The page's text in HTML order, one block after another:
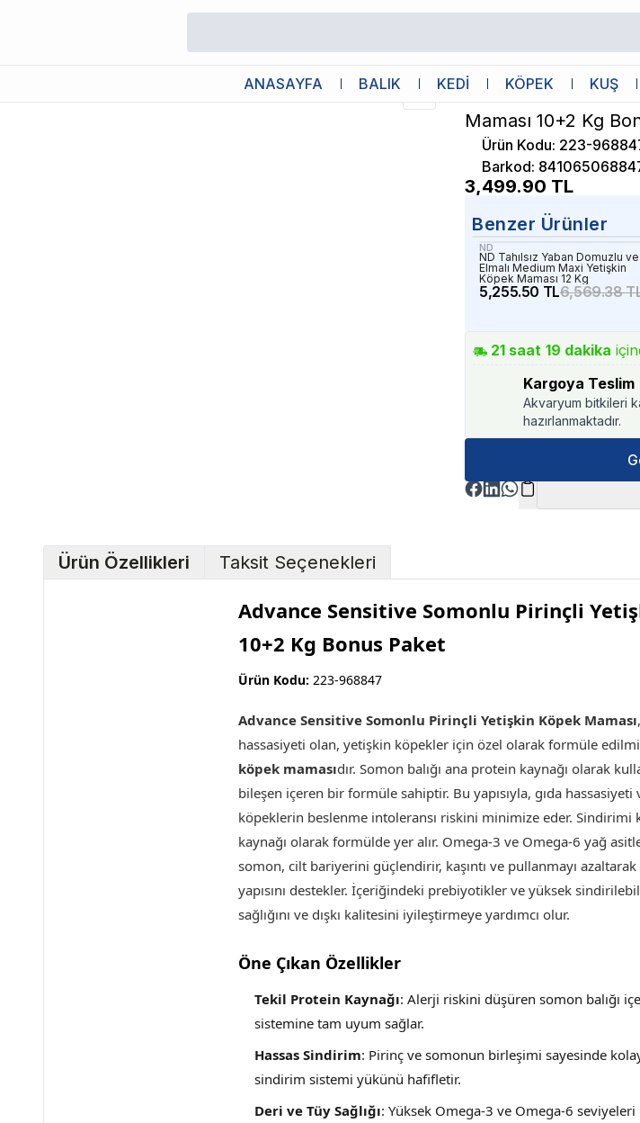
ANASAYFA BALIK KEDİ KÖPEK KUŞ
Advance
Advance Sensitive
Maması 10+2 Kg
Ürün Kodu: 223-
Barkod:
3,499.90 TL
Benzer Ürünler
ND
ND Tahılsız Yaban Domuzlu ve
Elmalı Medium Maxi Yetişkin
Köpek Maması 12 Kg
5,255.50 TL6,569.38
21 saat 19 dakika
Kargoya Teslim
Akvaryum bitkileri
hazırlanmaktadır.
Ürün Özellikleri Taksit Seçenekleri
Advance Sensitive Somonlu Pirinçli
10+2 Kg Bonus Paket
Ürün Kodu: 223-968847
Advance Sensitive Somonlu Pirinçli Yetişkin Köpek Maması
hassasiyeti olan, yetişkin köpekler için özel olarak formüle
köpek mamasıdır. Somon balığı ana protein kaynağı olarak
bileşen içeren bir formüle sahiptir. Bu yapısıyla, gıda
köpeklerin beslenme intoleransı riskini minimize eder.
kaynağı olarak formülde yer alır. Omega-3 ve Omega-6 yağ
somon, cilt bariyerini güçlendirir, kaşıntı ve pullanmayı
yapısını destekler. İçeriğindeki prebiyotikler ve yüksek
sağlığını ve dışkı kalitesini iyileştirmeye yardımcı olur.
Öne Çıkan Özellikler
Tekil Protein Kaynağı: Alerji riskini düşüren somon balığı
sistemine tam uyum sağlar.
Hassas Sindirim: Pirinç ve somonun birleşimi sayesinde
sindirim sistemi yükünü hafifletir.
Deri ve Tüy Sağlığı: Yüksek Omega-3 ve Omega-6 seviyeleri